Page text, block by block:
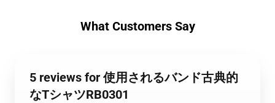
What Customers Say
5 reviews for 使用されるバンド古典的
なTシャツRB0301